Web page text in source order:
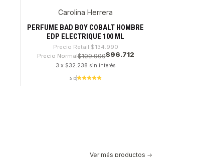
Carolina Herrera
PERFUME BAD BOY COBALT HOMBRE
EDP ELECTRIQUE 100 ML
Precio Retail $134.990
Precio Normal$109.900$96.712
3 x $32.238 sin interés
5.0
Ver más productos